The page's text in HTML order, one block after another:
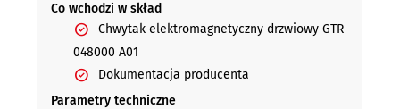
Co wchodzi w skład
Chwytak elektromagnetyczny drzwiowy GTR
048000 A01
Dokumentacja producenta
Parametry techniczne